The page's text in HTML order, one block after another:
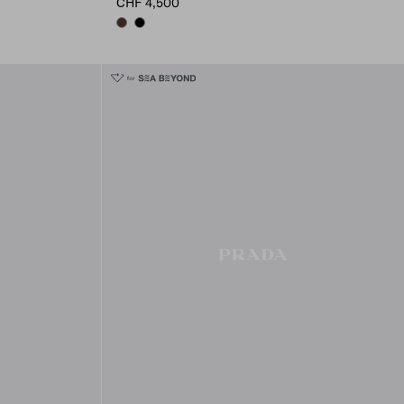
COFFEEBLACK